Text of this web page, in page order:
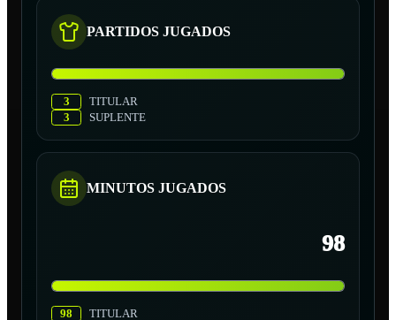
PARTIDOS JUGADOS
3
TITULAR
3
SUPLENTE
MINUTOS JUGADOS
98
98
TITULAR